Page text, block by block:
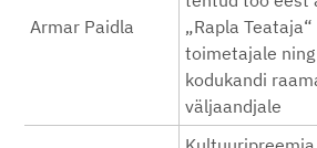
Armar Paidla
„Rapla Teataja“
toimetajale
kodukandi
väljaandjale